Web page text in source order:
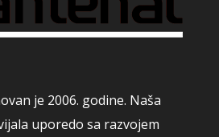
je 2006. godine. Naša
uporedo sa razvojem